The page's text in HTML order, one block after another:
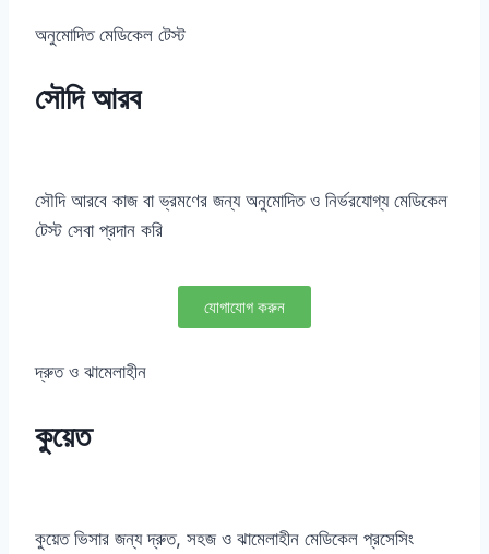
অনুমোদিত মেডিকেল টেস্ট
সৌদি আরব
সৌদি আরবে কাজ বা ভ্রমণের জন্য অনুমোদিত ও নির্ভরযোগ্য মেডিকেল
টেস্ট সেবা প্রদান করি
যোগাযোগ করুন
দ্রুত ও ঝামেলাহীন
কুয়েত
কুয়েত ভিসার জন্য দ্রুত, সহজ ও ঝামেলাহীন মেডিকেল প্রসেসিং